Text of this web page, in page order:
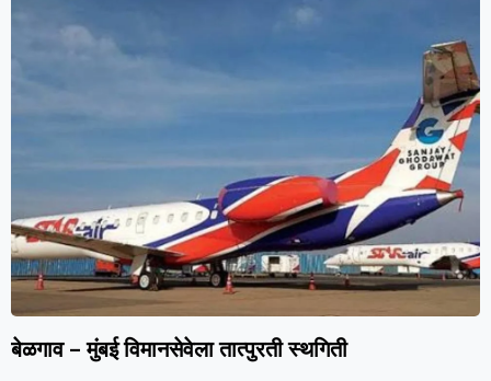
बेळगाव – मुंबई विमानसेवेला तात्पुरती स्थगिती